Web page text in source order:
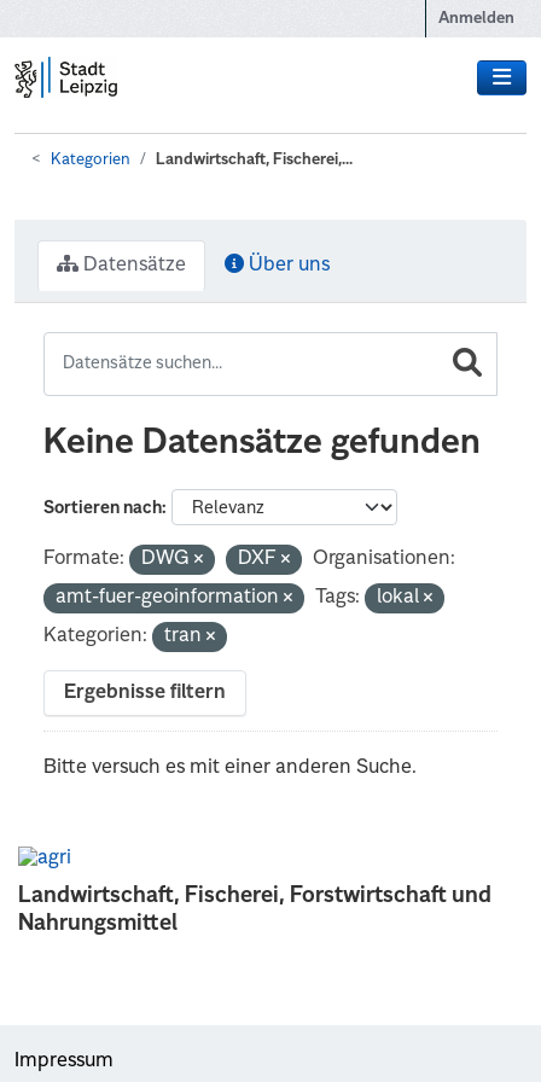
Anmelden
Kategorien Landwirtschaft, Fischerei,...
Landwirtschaft, Fischerei, Forstwirtschaft und
Nahrungsmittel
Datensätze Über uns
Keine Datensätze gefunden
Sortieren nach
Formate: DWG DXF
Organisationen:
amt-fuer-geoinformation
Tags:
lokal
Kategorien:
tran
Ergebnisse filtern
Bitte versuch es mit einer anderen Suche.
Impressum